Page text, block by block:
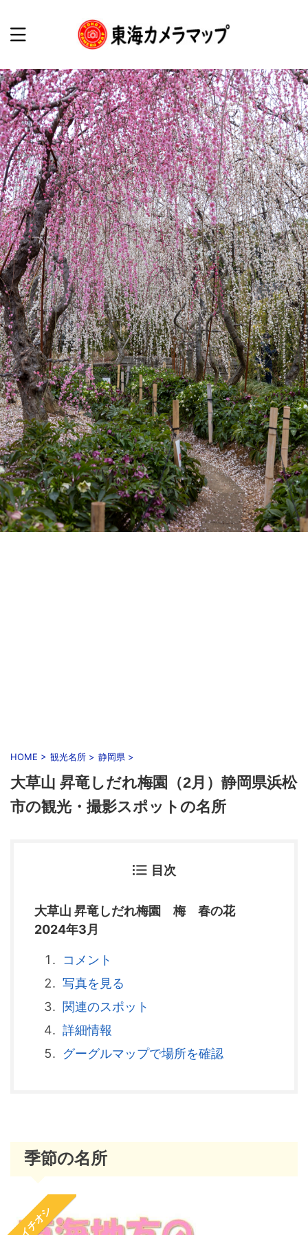
HOME > 観光名所 > 静岡県 >
大草山 昇竜しだれ梅園（2月）静岡県浜松
市の観光・撮影スポットの名所
目次
大草山 昇竜しだれ梅園 梅 春の花
2024年3月
コメント
写真を見る
関連のスポット
詳細情報
グーグルマップで場所を確認
季節の名所
イチオシ